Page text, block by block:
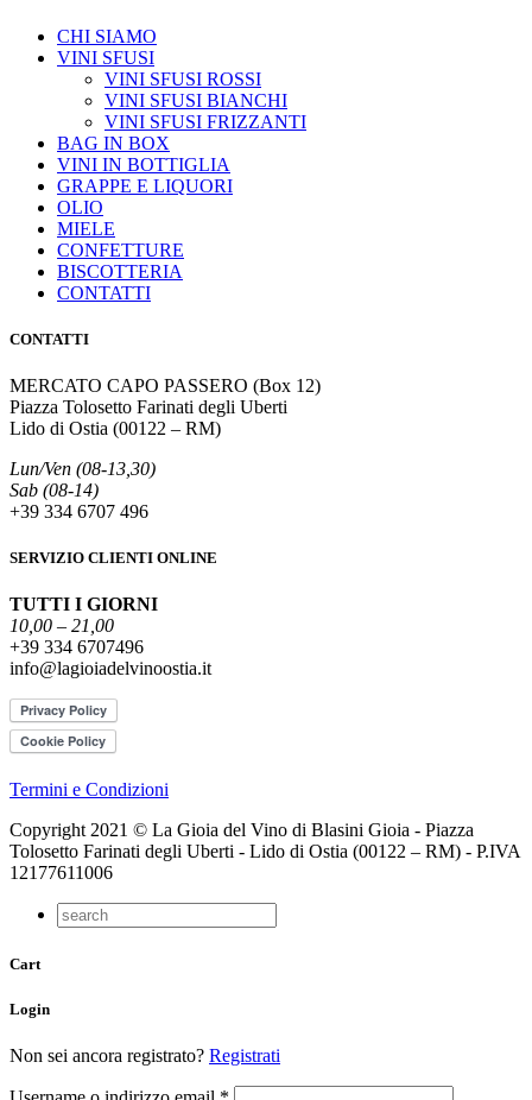
CHI SIAMO
VINI SFUSI
VINI SFUSI ROSSI
VINI SFUSI BIANCHI
VINI SFUSI FRIZZANTI
BAG IN BOX
VINI IN BOTTIGLIA
GRAPPE E LIQUORI
OLIO
MIELE
CONFETTURE
BISCOTTERIA
CONTATTI
CONTATTI
MERCATO CAPO PASSERO (Box 12)
Piazza Tolosetto Farinati degli Uberti
Lido di Ostia (00122 – RM)
Lun/Ven (08-13,30)
Sab (08-14)
+39 334 6707 496
SERVIZIO CLIENTI ONLINE
TUTTI I GIORNI
10,00 – 21,00
+39 334 6707496
info@lagioiadelvinoostia.it
Termini e Condizioni
Copyright 2021 © La Gioia del Vino di Blasini Gioia - Piazza
Tolosetto Farinati degli Uberti - Lido di Ostia (00122 – RM) - P.IVA
12177611006
Cart
Login
Non sei ancora registrato? Registrati